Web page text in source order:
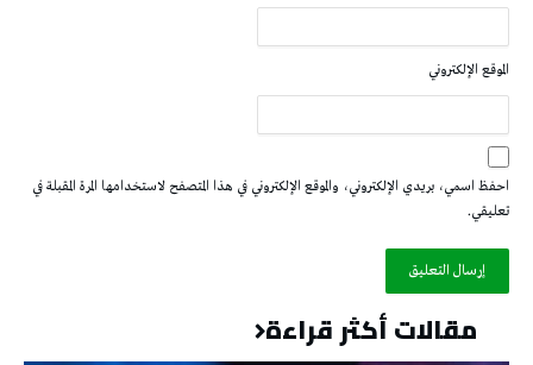
الموقع الإلكتروني
احفظ اسمي، بريدي الإلكتروني، والموقع الإلكتروني في هذا المتصفح لاستخدامها المرة المقبلة في
تعليقي.
مقالات أكثر قراءة